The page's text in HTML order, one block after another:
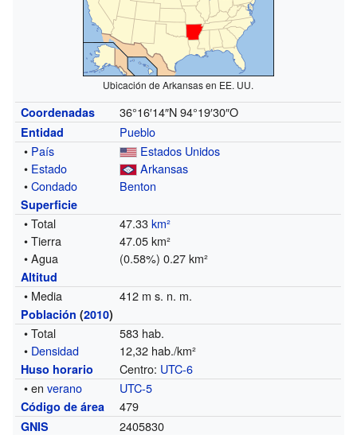
Ubicación de Arkansas en EE. UU.
Coordenadas 36°16′14″N 94°19′30″O
Entidad
Pueblo
• País
Estados Unidos
• Estado
Arkansas
•Condado Benton
Superficie
• Total 47.33km²
• Tierra
47.05 km²
• Agua
(0.58%) 0.27 km²
Altitud
• Media 412 m s. n. m.
Población (2010)
• Total
583 hab.
• Densidad 12,32 hab./km²
Huso horario Centro: UTC-6
• enverano UTC-5
Código de área 479
GNIS 2405830